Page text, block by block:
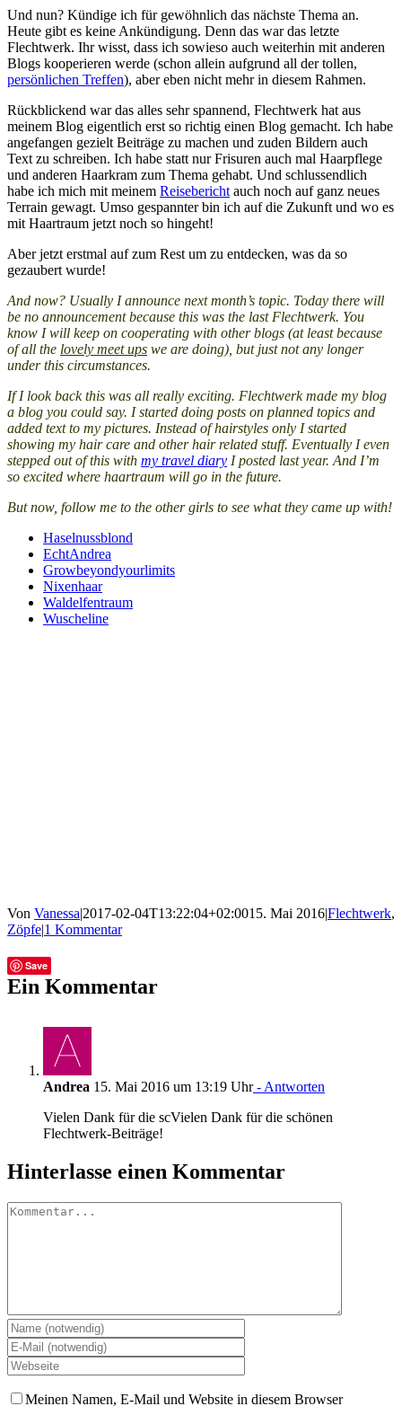
Und nun? Kündige ich für gewöhnlich das nächste Thema an.
Heute gibt es keine Ankündigung. Denn das war das letzte
Flechtwerk. Ihr wisst, dass ich sowieso auch weiterhin mit anderen
Blogs kooperieren werde (schon allein aufgrund all der tollen,
persönlichen Treffen), aber eben nicht mehr in diesem Rahmen.
Rückblickend war das alles sehr spannend, Flechtwerk hat aus
meinem Blog eigentlich erst so richtig einen Blog gemacht. Ich habe
angefangen gezielt Beiträge zu machen und zuden Bildern auch
Text zu schreiben. Ich habe statt nur Frisuren auch mal Haarpflege
und anderen Haarkram zum Thema gehabt. Und schlussendlich
habe ich mich mit meinem Reiseberichtauch noch auf ganz neues
Terrain gewagt. Umso gespannter bin ich auf die Zukunft und wo es
mit Haartraum jetzt noch so hingeht!
Aber jetzt erstmal auf zum Rest um zu entdecken, was da so
gezaubert wurde!
And now? Usually I announce next month’s topic. Today there will
be no announcement because this was the last Flechtwerk. You
know I will keep on cooperating with other blogs (at least because
of all the lovely meet ups we are doing), but just not any longer
under this circumstances.
If I look back this was all really exciting. Flechtwerk made my blog
a blog you could say. I started doing posts on planned topics and
added text to my pictures. Instead of hairstyles only I started
showing my hair care and other hair related stuff. Eventually I even
stepped out of this with my travel diary I posted last year. And I’m
so excited where haartraum will go in the future.
But now, follow me to the other girls to see what they came up with!
Haselnussblond
EchtAndrea
Growbeyondyourlimits
Nixenhaar
Waldelfentraum
Wuscheline
Von Vanessa|2017-02-04T13:22:04+02:0015. Mai 2016|Flechtwerk,
Zöpfe|1 Kommentar
Facebook
Twitter
Tumblr
Save E-
Mail
Ein Kommentar
Andrea 15. Mai 2016 um 13:19 Uhr- Antworten
Vielen Dank für die scVielen Dank für die schönen
Flechtwerk-Beiträge!
Hinterlasse einen Kommentar
Kommentar
Meinen Namen, E-Mail und Website in diesem Browser